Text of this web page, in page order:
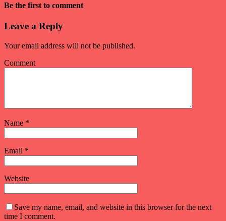
Be the first to comment
Leave a Reply
Your email address will not be published.
Comment
Name *
Email *
Website
Save my name, email, and website in this browser for the next
time I comment.